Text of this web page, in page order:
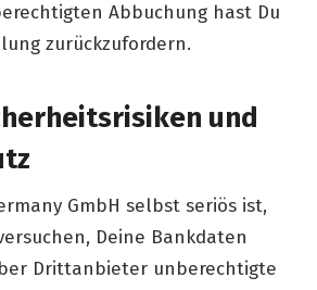
Abbuchung hast Du
zurückzufordern.
und
GmbH selbst seriös ist,
Deine Bankdaten
Drittanbieter unberechtigte